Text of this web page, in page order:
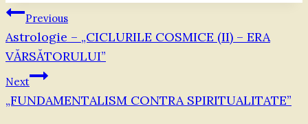
Navigare
în
articole
Previous
Astrologie – „CICLURILE COSMICE (II) – ERA
VĂRSĂTORULUI”
Next
„FUNDAMENTALISM CONTRA SPIRITUALITATE”